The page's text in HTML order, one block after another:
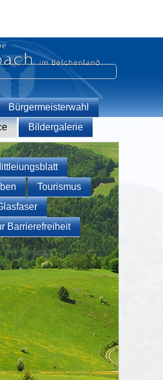
Bürgermeisterwahl
Bildergalerie
Tourismus
Barrierefreiheit